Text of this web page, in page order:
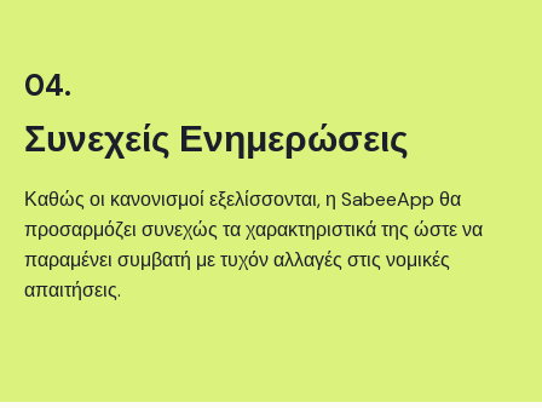
04.
Συνεχείς Ενημερώσεις
Καθώς οι κανονισμοί εξελίσσονται, η SabeeApp θα
προσαρμόζει συνεχώς τα χαρακτηριστικά της ώστε να
παραμένει συμβατή με τυχόν αλλαγές στις νομικές
απαιτήσεις.